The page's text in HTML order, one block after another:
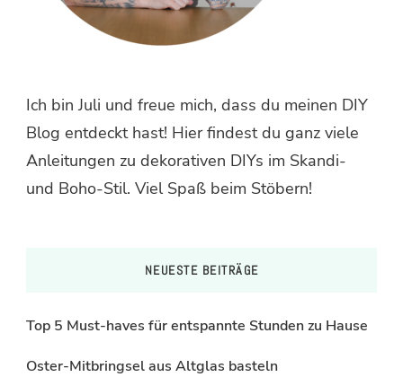
Ich bin Juli und freue mich, dass du meinen DIY
Blog entdeckt hast! Hier findest du ganz viele
Anleitungen zu dekorativen DIYs im Skandi-
und Boho-Stil. Viel Spaß beim Stöbern!
NEUESTE BEITRÄGE
Top 5 Must-haves für entspannte Stunden zu Hause
Oster-Mitbringsel aus Altglas basteln